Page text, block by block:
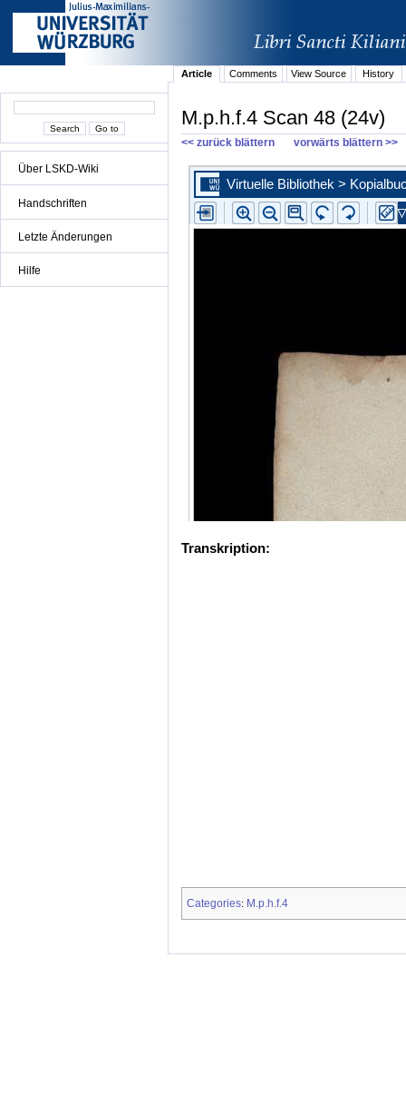
Über LSKD-Wiki
Handschriften
Letzte Änderungen
Hilfe
Article Comments View Source History
M.p.h.f.4 Scan 48 (24v)
<< zurück blättern vorwärts blättern >>
Transkription:
Categories: M.p.h.f.4